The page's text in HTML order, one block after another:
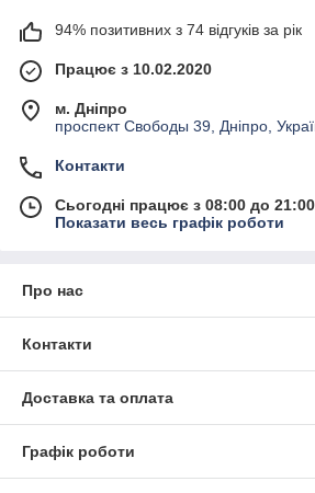
94% позитивних з 74 відгуків за рік
Працює з 10.02.2020
м. Дніпро
проспект Свободы 39, Дніпро,
Контакти
Сьогодні працює з 08:00 до 21:00
Показати весь графік роботи
Про нас
Контакти
Доставка та оплата
Графік роботи